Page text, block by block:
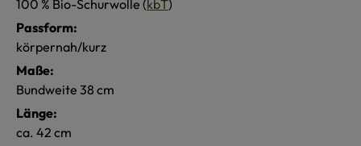
100 % Bio-Schurwolle (kbT)
Passform:
körpernah/kurz
Maße:
Bundweite 38 cm
Länge:
ca. 42 cm